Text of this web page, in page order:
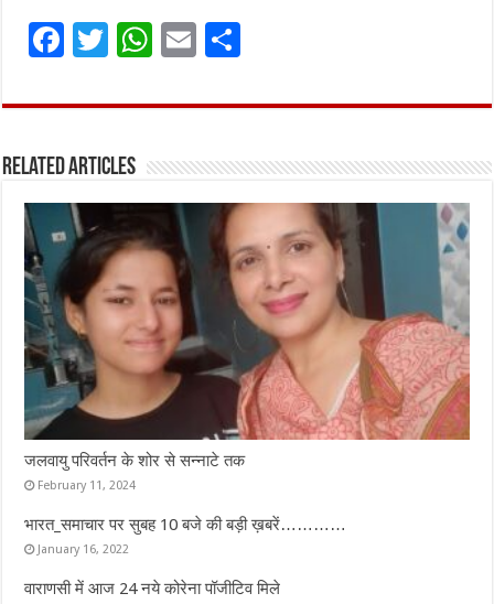
F
ce
o
o
k
T
it
r
W
at
A
p
p
E
ai ar
Related Articles
जलवायु परिवर्तन के शोर से सन्नाटे तक
February 11, 2024
भारत_समाचार पर सुबह 10 बजे की बड़ी ख़बरें…………
January 16, 2022
वाराणसी में आज 24 नये कोरेना पॉजीटिव मिले